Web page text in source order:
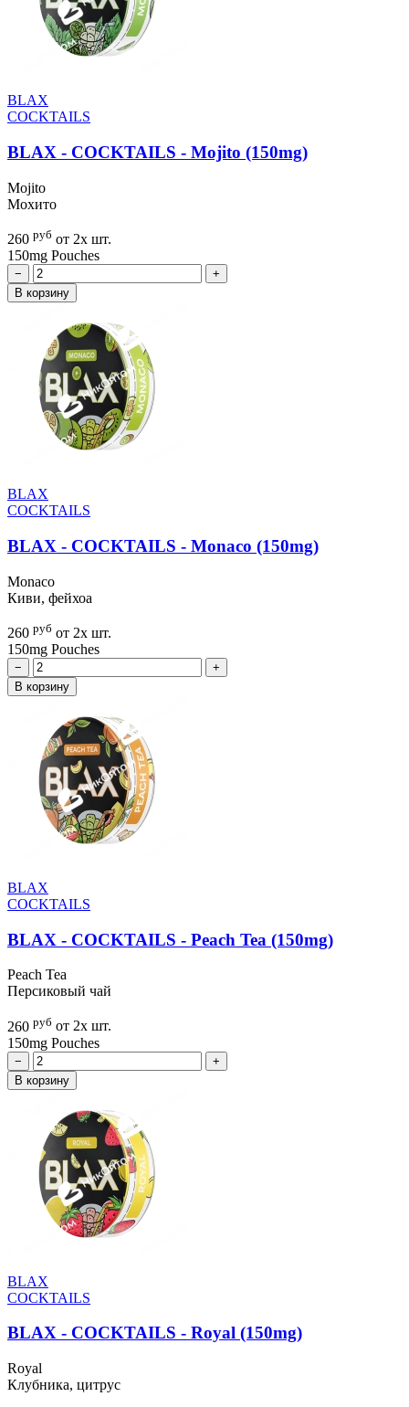
BLAX
COCKTAILS
BLAX - COCKTAILS - Mojito (150mg)
Mojito
Мохито
260 руб от 2х шт.
150mg Pouches
−
+
В корзину
BLAX
COCKTAILS
BLAX - COCKTAILS - Monaco (150mg)
Monaco
Киви, фейхоа
260 руб от 2х шт.
150mg Pouches
−
+
В корзину
BLAX
COCKTAILS
BLAX - COCKTAILS - Peach Tea (150mg)
Peach Tea
Персиковый чай
260 руб от 2х шт.
150mg Pouches
−
+
В корзину
BLAX
COCKTAILS
BLAX - COCKTAILS - Royal (150mg)
Royal
Клубника, цитрус